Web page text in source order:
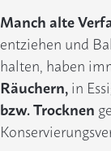
Manch alte
entziehen und
halten, haben
Räuchern,in
bzw. Trocknen